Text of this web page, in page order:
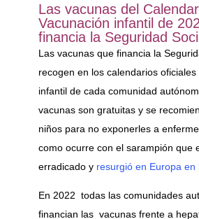
Las vacunas del
Vacunación infantil de
financia la Seguridad
Las vacunas que financia la
recogen en los calendarios
infantil de cada comunidad
vacunas son gratuitas y se
niños para no exponerles a
como ocurre con el sarampión que
erradicado y resurgió en Europa en
En 2022 todas las comunidades
financian las vacunas frente a